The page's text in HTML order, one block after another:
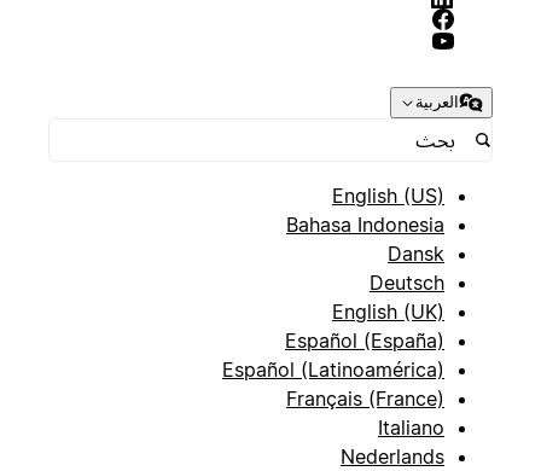
العربية
English (US)
Bahasa Indonesia
Dansk
Deutsch
English (UK)
Español (España)
Español (Latinoamérica)
Français (France)
Italiano
Nederlands